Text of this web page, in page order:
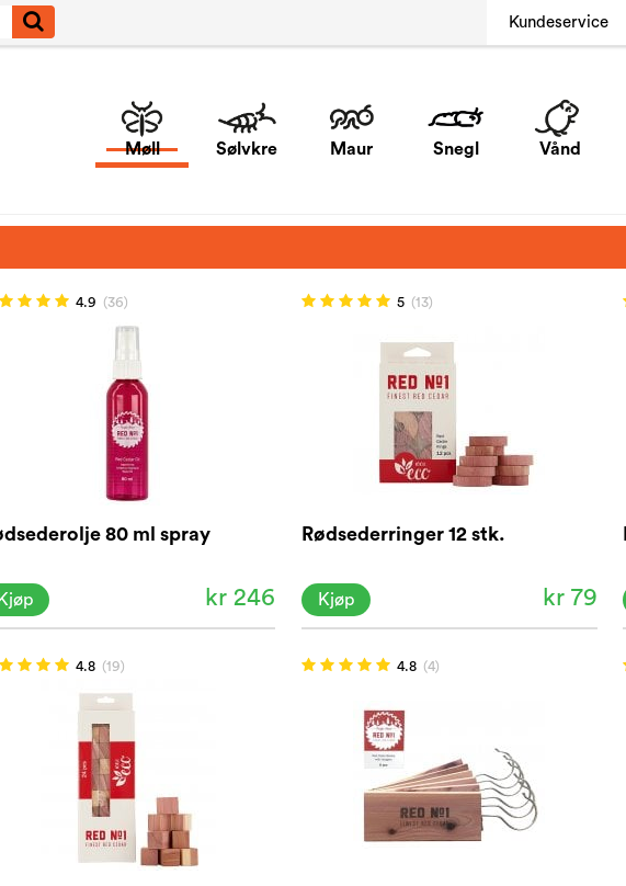
Kundeservice
Møll Sølvkre Maur Snegl Vånd
4.9 (36)
80 ml spray
kr 246
Kjøp
5 (13)
Rødsederringer 12 stk.
kr 79
Kjøp
4.8 (19) 4.8 (4)